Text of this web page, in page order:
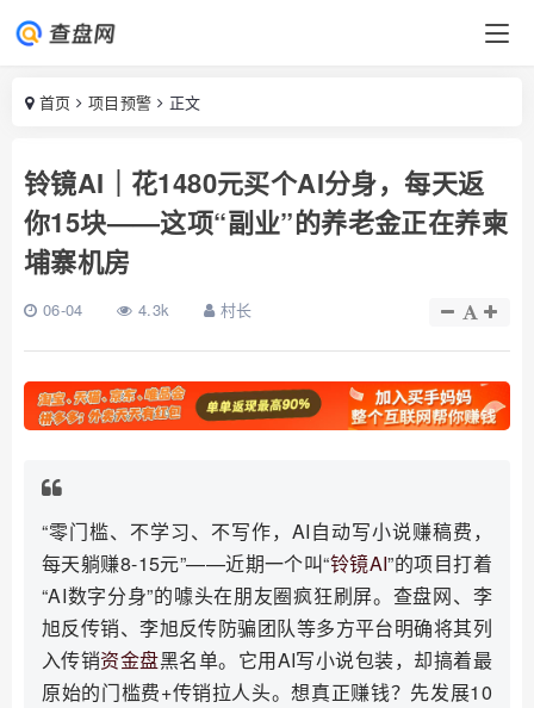
首页 项目预警 正文
铃镜AI｜花1480元买个AI分身，每天返
你15块——这项“副业”的养老金正在养柬
埔寨机房
06-04 4.3k 村长
“零门槛、不学习、不写作，AI自动写小说赚稿费，
每天躺赚8-15元”——近期一个叫“铃镜AI”的项目打着
“AI数字分身”的噱头在朋友圈疯狂刷屏。查盘网、李
旭反传销、李旭反传防骗团队等多方平台明确将其列
入传销资金盘黑名单。它用AI写小说包装，却搞着最
原始的门槛费+传销拉人头。想真正赚钱？先发展10